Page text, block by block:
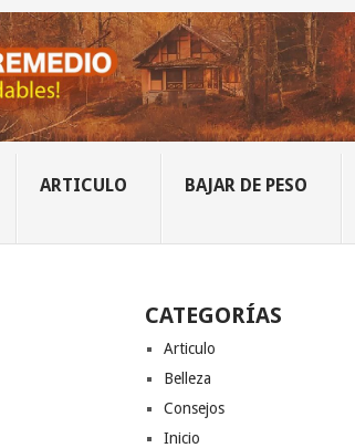
ARTICULO BAJAR DE PESO
CATEGORÍAS
Articulo
Belleza
Consejos
Inicio